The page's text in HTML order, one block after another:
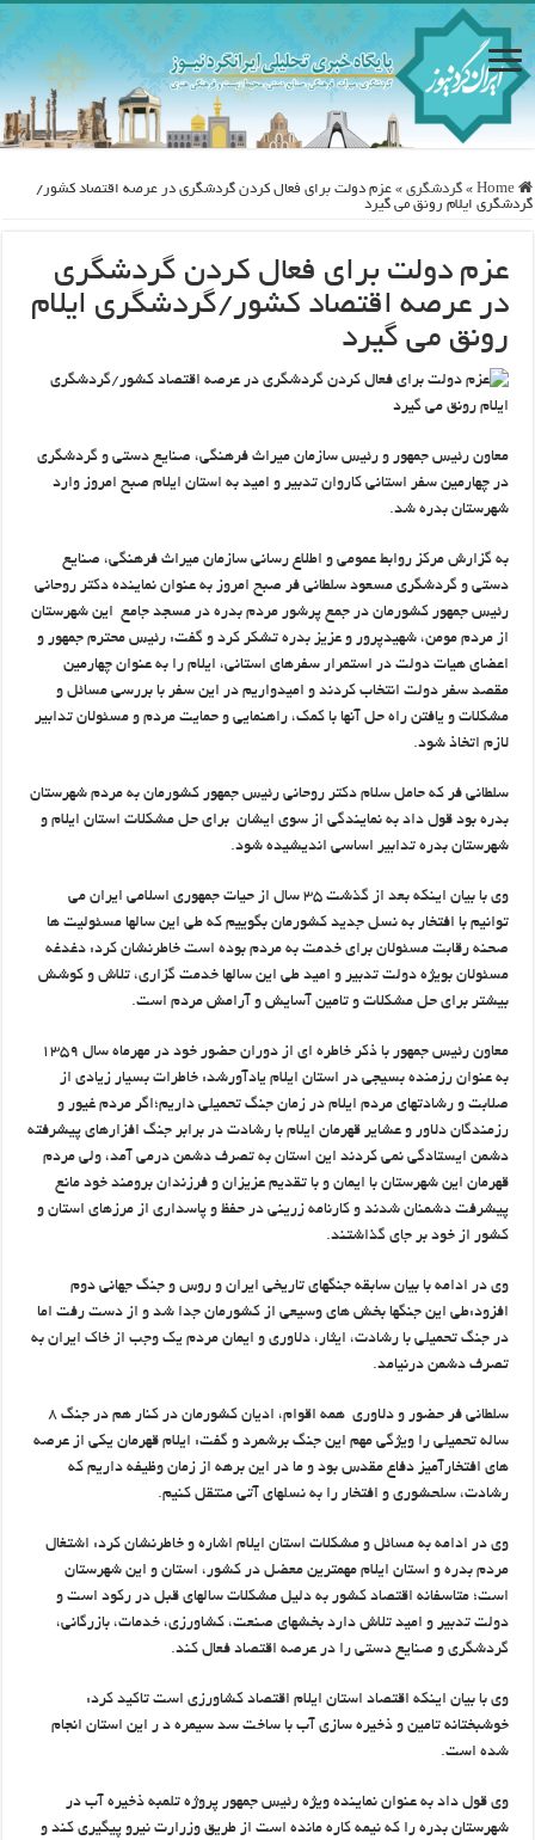
Home
» گردشگری » عزم دولت برای فعال کردن گردشگری در عرصه اقتصاد کشور/
گردشگری ایلام رونق می گیرد
عزم دولت برای فعال کردن گردشگری
در عرصه اقتصاد کشور/گردشگری ایلام
رونق می گیرد
معاون رئیس جمهور و رئیس سازمان میراث فرهنگی، صنایع دستی و گردشگری
در چهارمین سفر استانی کاروان تدبیر و امید به استان ایلام صبح امروز وارد
شهرستان بدره شد.
به گزارش مرکز روابط عمومی و اطلاع رسانی سازمان میراث فرهنگی، صنایع
دستی و گردشگری مسعود سلطانی فر صبح امروز به عنوان نماینده دکتر روحانی
رئیس جمهور کشورمان در جمع پرشور مردم بدره در مسجد جامع این شهرستان
از مردم مومن، شهیدپرور و عزیز بدره تشکر کرد و گفت: رئیس محترم جمهور و
اعضای هیات دولت در استمرار سفرهای استانی، ایلام را به عنوان چهارمین
مقصد سفر دولت انتخاب کردند و امیدواریم در این سفر با بررسی مسائل و
مشکلات و یافتن راه حل آنها با کمک، راهنمایی و حمایت مردم و مسئولان تدابیر
لازم اتخاذ شود.
سلطانی فر که حامل سلام دکتر روحانی رئیس جمهور کشورمان به مردم شهرستان
بدره بود قول داد به نمایندگی از سوی ایشان برای حل مشکلات استان ایلام و
شهرستان بدره تدابیر اساسی اندیشیده شود.
وی با بیان اینکه بعد از گذشت ۳۵ سال از حیات جمهوری اسلامی ایران می
توانیم با افتخار به نسل جدید کشورمان بگوییم که طی این سالها مسئولیت ها
صحنه رقابت مسئولان برای خدمت به مردم بوده است خاطرنشان کرد: دغدغه
مسئولان بویژه دولت تدبیر و امید طی این سالها خدمت گزاری، تلاش و کوشش
بیشتر برای حل مشکلات و تامین آسایش و آرامش مردم است.
معاون رئیس جمهور با ذکر خاطره ای از دوران حضور خود در مهرماه سال ۱۳۵۹
به عنوان رزمنده بسیجی در استان ایلام یادآورشد: خاطرات بسیار زیادی از
صلابت و رشادتهای مردم ایلام در زمان جنگ تحمیلی داریم؛اگر مردم غیور و
رزمندگان دلاور و عشایر قهرمان ایلام با رشادت در برابر جنگ افزارهای پیشرفته
دشمن ایستادگی نمی کردند این استان به تصرف دشمن درمی آمد، ولی مردم
قهرمان این شهرستان با ایمان و با تقدیم عزیزان و فرزندان برومند خود مانع
پیشرفت دشمنان شدند و کارنامه زرینی در حفظ و پاسداری از مرزهای استان و
کشور از خود بر جای گذاشتند.
وی در ادامه با بیان سابقه جنگهای تاریخی ایران و روس و جنگ جهانی دوم
افزود:طی این جنگها بخش های وسیعی از کشورمان جدا شد و از دست رفت اما
در جنگ تحمیلی با رشادت، ایثار، دلاوری و ایمان مردم یک وجب از خاک ایران به
تصرف دشمن درنیامد.
سلطانی فر حضور و دلاوری همه اقوام، ادیان کشورمان در کنار هم در جنگ ۸
ساله تحمیلی را ویژگی مهم این جنگ برشمرد و گفت: ایلام قهرمان یکی از عرصه
های افتخارآمیز دفاع مقدس بود و ما در این برهه از زمان وظیفه داریم که
رشادت، سلحشوری و افتخار را به نسلهای آتی منتقل کنیم.
وی در ادامه به مسائل و مشکلات استان ایلام اشاره و خاطرنشان کرد: اشتغال
مردم بدره و استان ایلام مهمترین معضل در کشور، استان و این شهرستان
است؛ متاسفانه اقتصاد کشور به دلیل مشکلات سالهای قبل در رکود است و
دولت تدبیر و امید تلاش دارد بخشهای صنعت، کشاورزی، خدمات، بازرگانی،
گردشگری و صنایع دستی را در عرصه اقتصاد فعال کند.
وی با بیان اینکه اقتصاد استان ایلام اقتصاد کشاورزی است تاکید کرد:
خوشبختانه تامین و ذخیره سازی آب با ساخت سد سیمره د ر این استان انجام
شده است.
وی قول داد به عنوان نماینده ویژه رئیس جمهور پروژه تلمبه ذخیره آب در
شهرستان بدره را که نیمه کاره مانده است از طریق وزرارت نیرو پیگیری کند و